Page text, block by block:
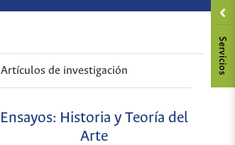
Artículos de investigación
Ensayos: Historia y Teoría del
Arte